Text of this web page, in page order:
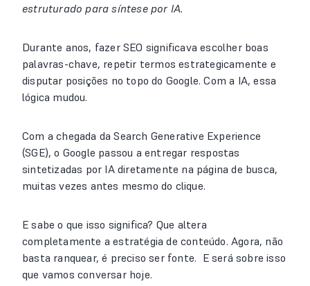
estruturado para síntese por IA.
Durante anos, fazer SEO significava escolher boas
palavras-chave, repetir termos estrategicamente e
disputar posições no topo do Google. Com a IA, essa
lógica mudou.
Com a chegada da Search Generative Experience
(SGE), o Google passou a entregar respostas
sintetizadas por IA diretamente na página de busca,
muitas vezes antes mesmo do clique.
E sabe o que isso significa? Que altera
completamente a estratégia de conteúdo. Agora, não
basta ranquear, é preciso ser fonte. E será sobre isso
que vamos conversar hoje.